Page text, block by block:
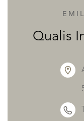
* Infinity pool 12x6
* Large terraces
Qualis